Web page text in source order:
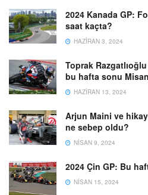
2024 Kanada GP:
saat kaçta?
HAZIRAN 3, 2024
Toprak
bu hafta sonu
HAZIRAN 13, 2024
Arjun Maini ve
ne sebep oldu?
NISAN 9, 2024
2024 Çin GP: Bu
NISAN 15, 2024